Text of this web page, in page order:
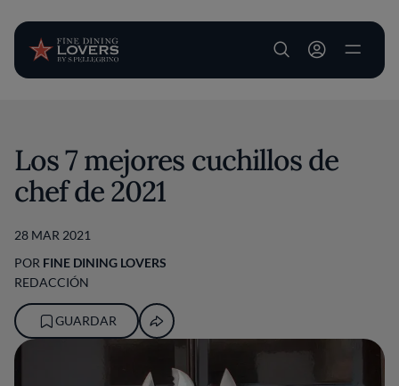
User account
Los 7 mejores cuchillos de
chef de 2021
28 MAR 2021
POR FINE DINING LOVERS
REDACCIÓN
GUARDAR